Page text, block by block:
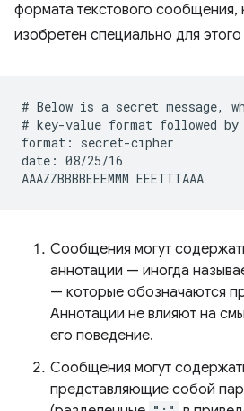
формата текстового сообщения,
изобретен специально для
# Below is a secret message,
# key-value format followed by
format: secret-cipher
date: 08/25/16
Сообщения могут
аннотации — иногда
— которые обозначаются
Аннотации не влияют на
его поведение.
Сообщения могут
представляющие собой